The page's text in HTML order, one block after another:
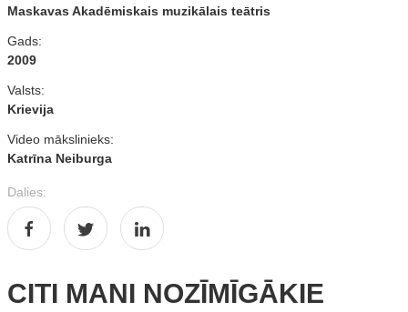
Maskavas Akadēmiskais muzikālais teātris
Gads:
2009
Valsts:
Krievija
Video mākslinieks:
Katrīna Neiburga
Dalies:
CITI MANI NOZĪMĪGĀKIE